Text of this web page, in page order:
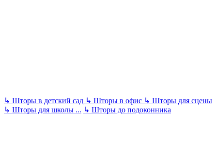
↳ Шторы в детский сад ↳ Шторы в офис ↳ Шторы для сцены
↳ Шторы для школы ... ↳ Шторы до подоконника